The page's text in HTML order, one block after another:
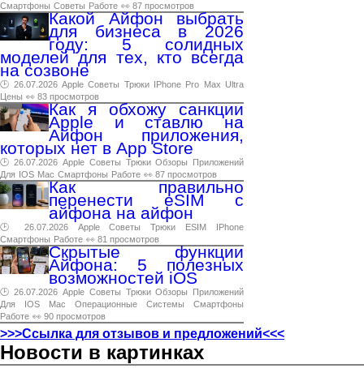
Смартфоны Советы Работе 👀 87 просмотров
Какой Айфон выбрать
для бизнеса в 2026
году: 5 солидных
моделей для тех, кто всегда
на созвоне
🕑 26.07.2026 Apple Советы Трюки IPhone Pro Max Ultra
Цены 👀 83 просмотров
Как я обхожу санкции
Apple и ставлю на
Айфон приложения,
которых нет в App Store
🕑 26.07.2026 Apple Советы Трюки Обзоры
Приложений
Для IOS Mac Смартфоны Работе 👀 87 просмотров
Как правильно
перенести eSIM с
айфона на айфон
🕑 26.07.2026 Apple Советы Трюки ESIM
IPhone
Смартфоны Работе 👀 81 просмотров
Скрытые функции
Айфона: 5 полезных
возможностей iOS
🕑 26.07.2026 Apple Советы Трюки Обзоры
Приложений
Для
IOS Mac Операционные Системы
Смартфоны
Работе 👀 90 просмотров
>>>Ссылка для отзывов и предложений<<<
Новости в картинках